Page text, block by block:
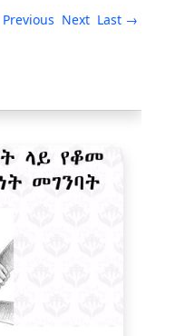
Previous Next Last →